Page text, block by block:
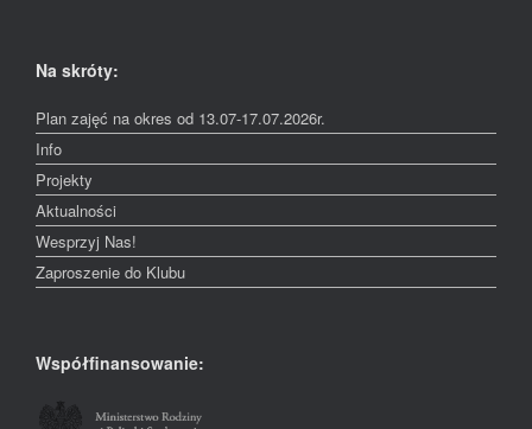
Na skróty:
Plan zajęć na okres od 13.07-17.07.2026r.
Info
Projekty
Aktualności
Wesprzyj Nas!
Zaproszenie do Klubu
Współfinansowanie: